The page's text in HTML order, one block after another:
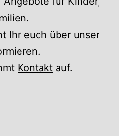
Ihr euch über unser
Kontakt auf.